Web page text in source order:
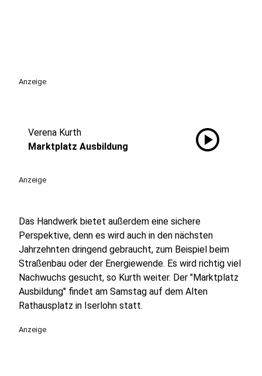
Anzeige
Verena Kurth
Marktplatz Ausbildung
play_circle
Anzeige
Das Handwerk bietet außerdem eine sichere
Perspektive, denn es wird auch in den nächsten
Jahrzehnten dringend gebraucht, zum Beispiel beim
Straßenbau oder der Energiewende. Es wird richtig viel
Nachwuchs gesucht, so Kurth weiter. Der "Marktplatz
Ausbildung" findet am Samstag auf dem Alten
Rathausplatz in Iserlohn statt.
Anzeige